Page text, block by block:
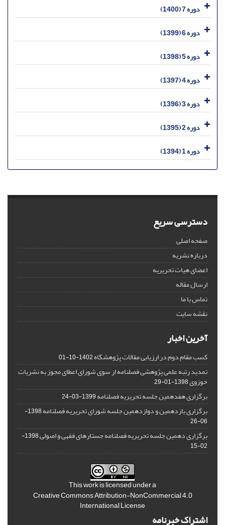
دوره 7 (1400)
دوره 6 (1399)
دوره 5 (1398)
دوره 4 (1397)
دوره 3 (1396)
دوره 2 (1395)
دوره 1 (1394)
دسترسی سریع
صفحه اصلی
درباره نشریه
اعضای هیات تحریریه
ارسال مقاله
تماس با ما
نقشه سایت
آخرین اخبار
کسب مقام دوم در ارزیابی مقالات پژوهشگاه1402-10-01
تمدید رتبه علمی پژوهشی فصلنامه از سوی شورای اعطای مجوز به نشریات
حوزوی1398-01-29
برگزاری هفدهمین جلسه تحریریه فصلنامه1399-03-24
برگزاری یازدهمین و دوازدهمین جلسه شورای تحریریه فصلنامه
1398-
06-26
برگزاری دهمین جلسه تحریریه فصلنامه جستارهای فقهی و اصولی
1398-
02-15
This work is licensed under a
Creative Commons Attribution-NonCommercial 4.0
International License
اشتراک خبرنامه